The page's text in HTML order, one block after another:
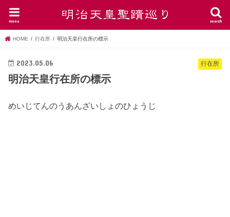
search
menu
HOME 行在所 明治天皇行在所の標示
行在所
2023.05.06
明治天皇行在所の標示
めいじてんのうあんざいしょのひょうじ